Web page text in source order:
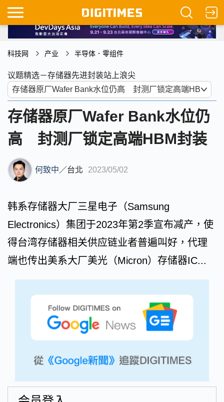
科技网 产业 半导体．零组件
议题精选－存储器先进封装站上浪尖
存储器原厂Wafer Bank水位仍
高 封测厂锁定高端HBM封装
何致中／台北 2023/05/02
韩系存储器大厂三星电子（Samsung
Electronics）集团于2023年第2季宣布减产，使
得台湾存储器相关供应链业者普遍叫好，代理
端也传出美系大厂美光（Micron）存储器IC...